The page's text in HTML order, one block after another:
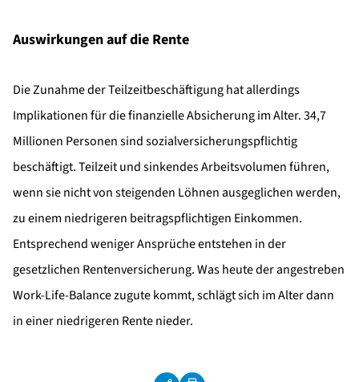
Auswirkungen auf die Rente
Die Zunahme der Teilzeitbeschäftigung hat allerdings
Implikationen für die finanzielle Absicherung im Alter. 34,7
Millionen Personen sind sozialversicherungspflichtig
beschäftigt. Teilzeit und sinkendes Arbeitsvolumen führen,
wenn sie nicht von steigenden Löhnen ausgeglichen werden,
zu einem niedrigeren beitragspflichtigen Einkommen.
Entsprechend weniger Ansprüche entstehen in der
gesetzlichen Rentenversicherung. Was heute der angestreben
Work-Life-Balance zugute kommt, schlägt sich im Alter dann
in einer niedrigeren Rente nieder.